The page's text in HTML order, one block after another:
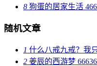
8 狗蛋的居家生活
随机文章
1 什么八戒九戒？我
2 姜辰的西游梦